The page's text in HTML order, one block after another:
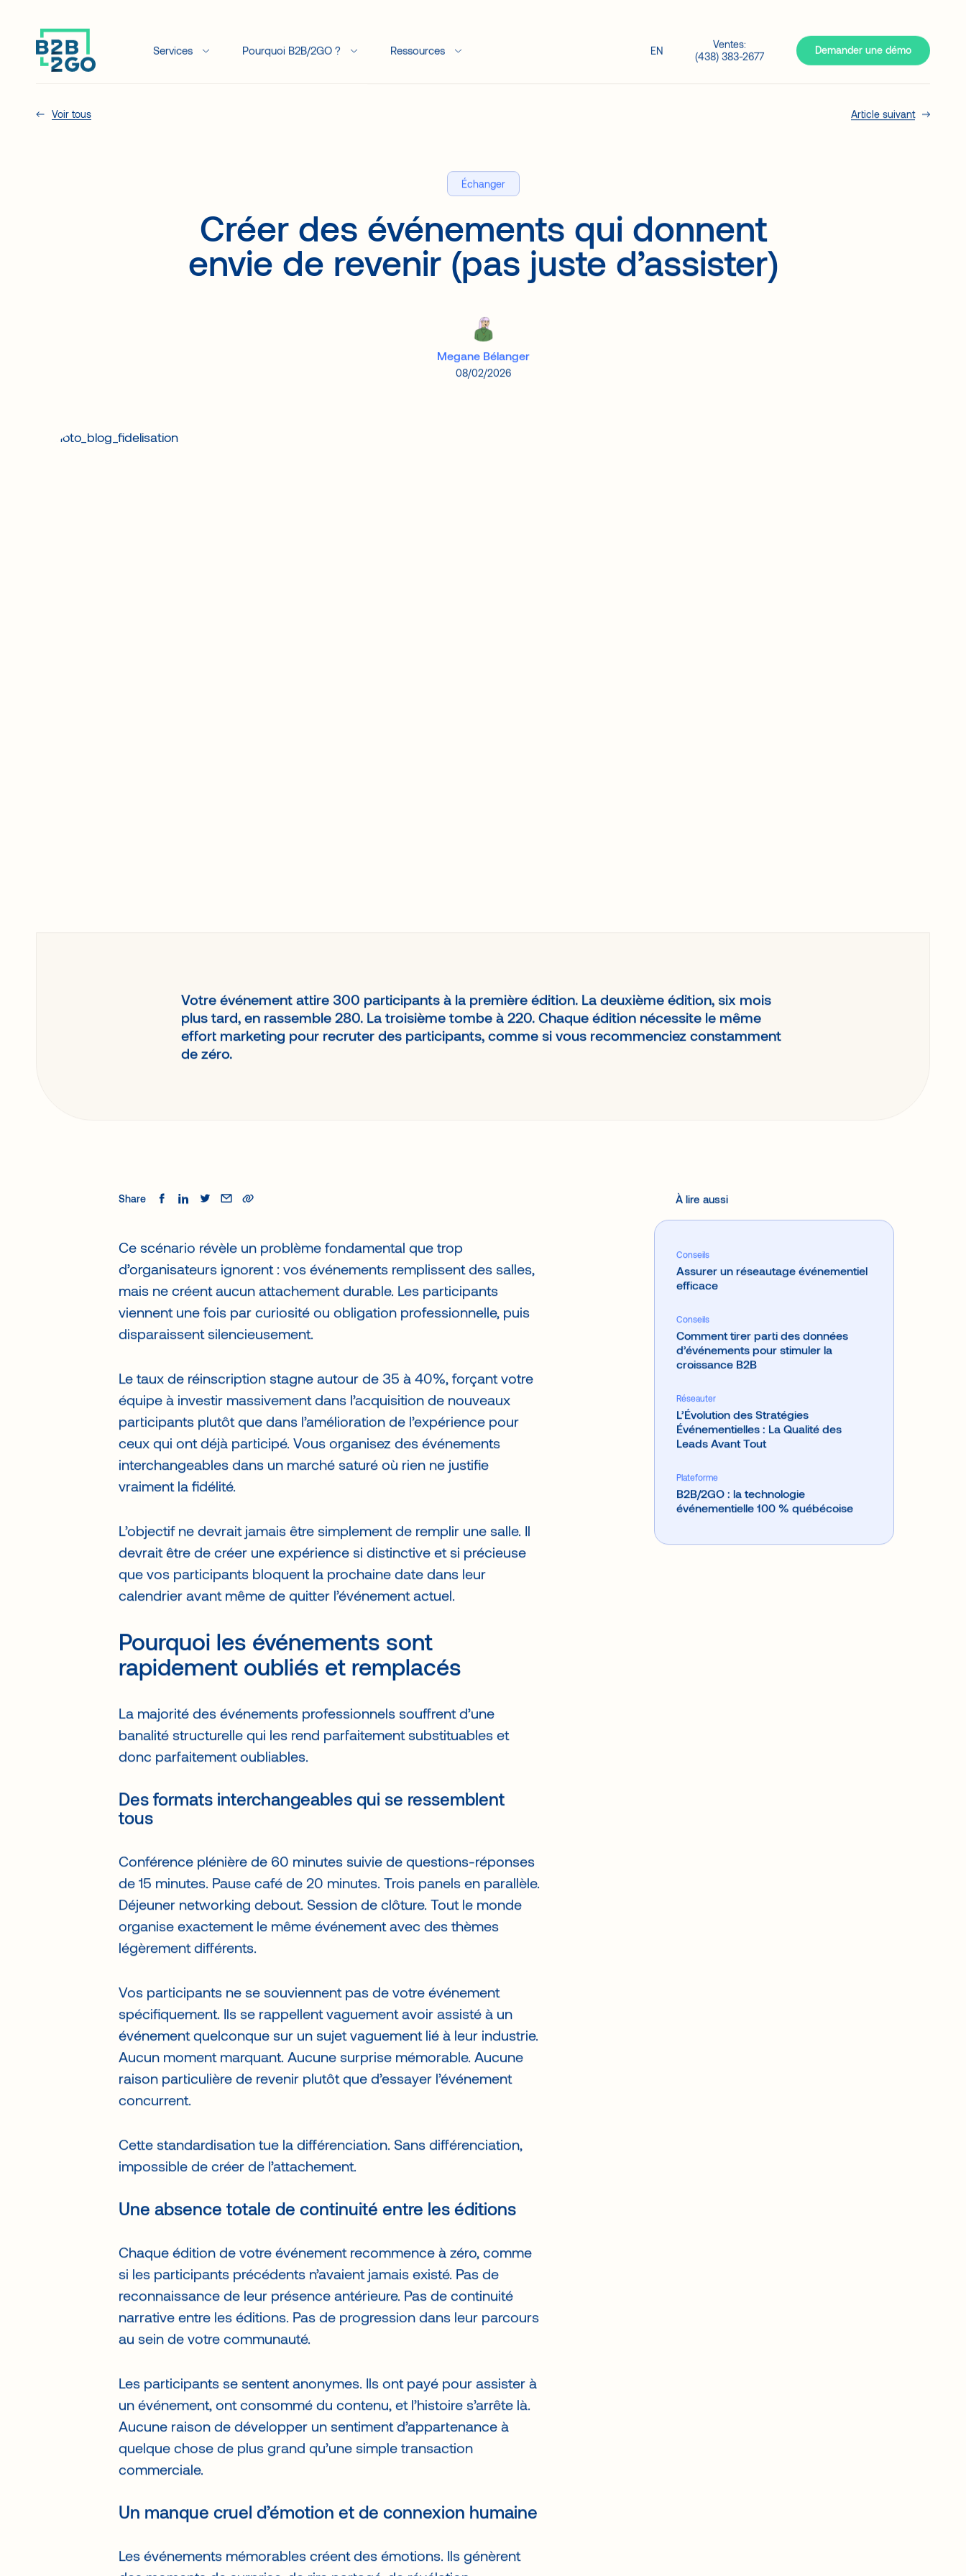
Services Pourquoi B2B/2GO ? Ressources EN
Ventes:
(438) 383-2677
Demander une démo
Échanger
Créer des événements qui donnent
envie de revenir (pas juste d’assister)
Megane Bélanger
Votre événement attire 300 participants à la première édition. La deuxième édition, six mois
plus tard, en rassemble 280. La troisième tombe à 220. Chaque édition nécessite le même
effort marketing pour recruter des participants, comme si vous recommenciez constamment
de zéro.
Ce scénario révèle un problème fondamental que trop
d’organisateurs ignorent : vos événements remplissent des salles,
mais ne créent aucun attachement durable. Les participants
viennent une fois par curiosité ou obligation professionnelle, puis
disparaissent silencieusement.
Le taux de réinscription stagne autour de 35 à 40%, forçant votre
équipe à investir massivement dans l’acquisition de nouveaux
participants plutôt que dans l’amélioration de l’expérience pour
ceux qui ont déjà participé. Vous organisez des événements
interchangeables dans un marché saturé où rien ne justifie
vraiment la fidélité.
L’objectif ne devrait jamais être simplement de remplir une salle. Il
devrait être de créer une expérience si distinctive et si précieuse
que vos participants bloquent la prochaine date dans leur
calendrier avant même de quitter l’événement actuel.
Pourquoi les événements sont
rapidement oubliés et remplacés
La majorité des événements professionnels souffrent d’une
banalité structurelle qui les rend parfaitement substituables et
donc parfaitement oubliables.
Des formats interchangeables qui se ressemblent
tous
Conférence plénière de 60 minutes suivie de questions-réponses
de 15 minutes. Pause café de 20 minutes. Trois panels en parallèle.
Déjeuner networking debout. Session de clôture. Tout le monde
organise exactement le même événement avec des thèmes
légèrement différents.
Vos participants ne se souviennent pas de votre événement
spécifiquement. Ils se rappellent vaguement avoir assisté à un
événement quelconque sur un sujet vaguement lié à leur industrie.
Aucun moment marquant. Aucune surprise mémorable. Aucune
raison particulière de revenir plutôt que d’essayer l’événement
concurrent.
Cette standardisation tue la différenciation. Sans différenciation,
impossible de créer de l’attachement.
Une absence totale de continuité entre les éditions
Chaque édition de votre événement recommence à zéro, comme
si les participants précédents n’avaient jamais existé. Pas de
reconnaissance de leur présence antérieure. Pas de continuité
narrative entre les éditions. Pas de progression dans leur parcours
au sein de votre communauté.
Les participants se sentent anonymes. Ils ont payé pour assister à
un événement, ont consommé du contenu, et l’histoire s’arrête là.
Aucune raison de développer un sentiment d’appartenance à
quelque chose de plus grand qu’une simple transaction
commerciale.
Un manque cruel d’émotion et de connexion humaine
Les événements mémorables créent des émotions. Ils génèrent
Conseils
Assurer un réseautage événementiel
Conseils
Comment tirer parti des données
d’événements pour stimuler la
Réseauter
L’Évolution des Stratégies
Événementielles : La Qualité des
Plateforme
B2B/2GO : la technologie
événementielle 100 % québécoise